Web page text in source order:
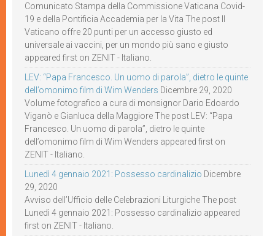
Comunicato Stampa della Commissione Vaticana Covid-
19 e della Pontificia Accademia per la Vita The post Il
Vaticano offre 20 punti per un accesso giusto ed
universale ai vaccini, per un mondo più sano e giusto
appeared first on ZENIT - Italiano.
LEV: “Papa Francesco. Un uomo di parola”, dietro le quinte
dell’omonimo film di Wim Wenders Dicembre 29, 2020
Volume fotografico a cura di monsignor Dario Edoardo
Viganò e Gianluca della Maggiore The post LEV: “Papa
Francesco. Un uomo di parola”, dietro le quinte
dell’omonimo film di Wim Wenders appeared first on
ZENIT - Italiano.
Lunedì 4 gennaio 2021: Possesso cardinalizio Dicembre
29, 2020
Avviso dell’Ufficio delle Celebrazioni Liturgiche The post
Lunedì 4 gennaio 2021: Possesso cardinalizio appeared
first on ZENIT - Italiano.